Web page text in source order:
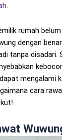
.
rumah
dengan
tanpa disadari.
mengalami
cara